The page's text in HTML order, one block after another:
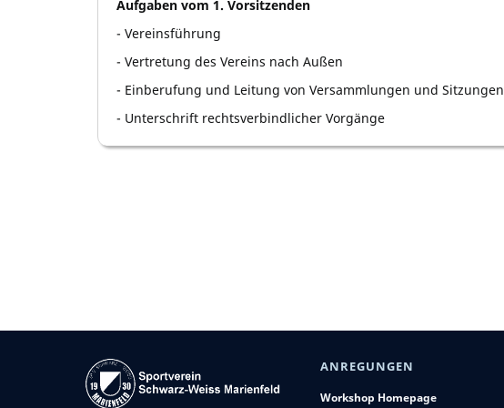
Aufgaben vom 1. Vorsitzenden
- Vereinsführung
- Vertretung des Vereins nach Außen
- Einberufung und Leitung von Versammlungen und Sitzungen
- Unterschrift rechtsverbindlicher Vorgänge
ANREGUNGEN
Workshop Homepage